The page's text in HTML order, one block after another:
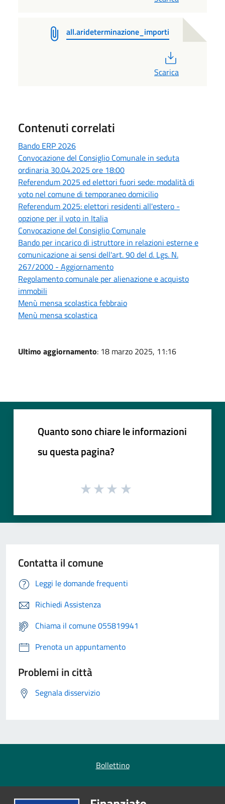
all.arideterminazione_importi
Scarica
Contenuti correlati
Bando ERP 2026
Convocazione del Consiglio Comunale in seduta
ordinaria 30.04.2025 ore 18:00
Referendum 2025 ed elettori fuori sede: modalità di
voto nel comune di temporaneo domicilio
Referendum 2025: elettori residenti all'estero -
opzione per il voto in Italia
Convocazione del Consiglio Comunale
Bando per incarico di istruttore in relazioni esterne e
comunicazione ai sensi dell'art. 90 del d. Lgs. N.
267/2000 - Aggiornamento
Regolamento comunale per alienazione e acquisto
immobili
Menù mensa scolastica febbraio
Menù mensa scolastica
Ultimo aggiornamento: 18 marzo 2025, 11:16
Quanto sono chiare le informazioni
su questa pagina?
Contatta il comune
Leggi le domande frequenti
Richiedi Assistenza
Chiama il comune 055819941
Prenota un appuntamento
Problemi in città
Segnala disservizio
Bollettino